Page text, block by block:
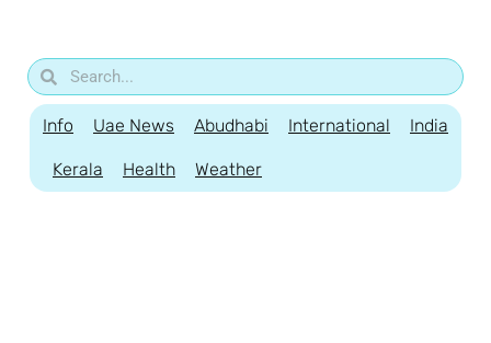
Info Uae News Abudhabi International India
Kerala Health Weather